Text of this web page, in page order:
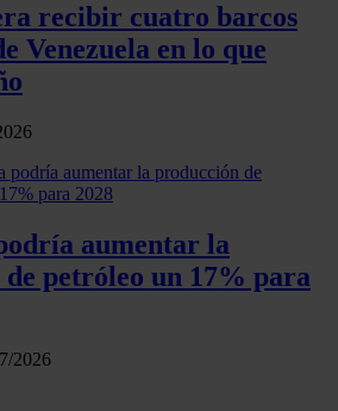
recibir cuatro barcos
Venezuela en lo que
aumentar la
petróleo un 17% para
2026